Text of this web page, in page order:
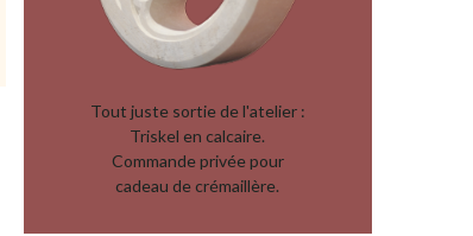
Tout juste sortie de l'atelier :
Triskel en calcaire.
Commande privée pour
cadeau de crémaillère.